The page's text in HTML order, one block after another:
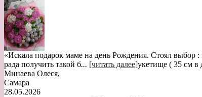
«Искала подарок маме на день Рождения. Стоял выбор
рада получить такой б... [читать далее]укетище ( 35 см в
Минаева Олеся,
Самара
28.05.2026